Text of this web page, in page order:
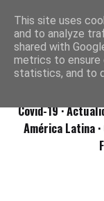
Covid-19·
América Latina ·
This site uses
and to analyze
shared with
metrics to ensure
statistics, and to